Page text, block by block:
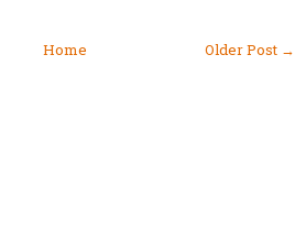
Older Post →
Home